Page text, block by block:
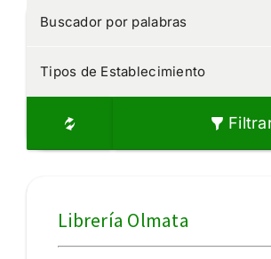
Buscador por palabras
Tipos de Establecimiento
Librería Olmata